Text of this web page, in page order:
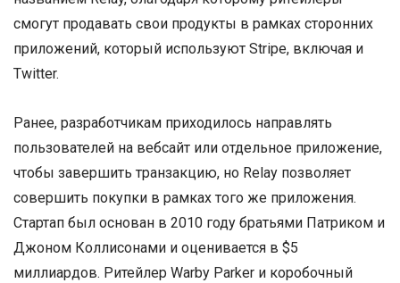
смогут продавать свои продукты в рамках сторонних
приложений, который используют Stripe, включая и
Twitter.
Ранее, разработчикам приходилось направлять
пользователей на вебсайт или отдельное приложение,
чтобы завершить транзакцию, но Relay позволяет
совершить покупки в рамках того же приложения.
Стартап был основан в 2010 году братьями Патриком и
Джоном Коллисонами и оценивается в $5
миллиардов. Ритейлер Warby Parker и коробочный